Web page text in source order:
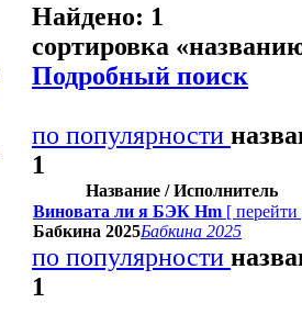
Найдено: 1
сортировка «
Подробный поиск
по популярности
1
Название / Исполнитель
Виновата ли я БЭК Hm [ перейти
Бабкина 2025Бабкина 2025
по популярности
1